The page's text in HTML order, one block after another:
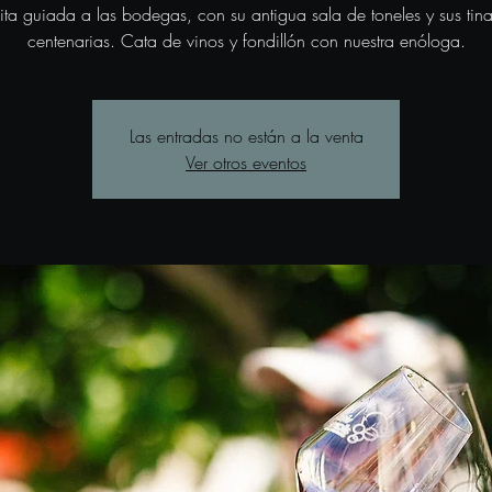
guiada a las bodegas, con su antigua sala de toneles y sus
centenarias. Cata de vinos y fondillón con nuestra enóloga.
Las entradas no están a la venta
Ver otros eventos